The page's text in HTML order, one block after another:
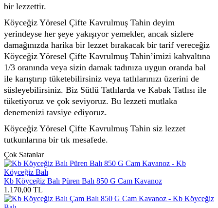
bir lezzettir.
Köyceğiz Yöresel Çifte Kavrulmuş Tahin deyim
yerindeyse her şeye yakışıyor yemekler, ancak sizlere
damağınızda harika bir lezzet bırakacak bir tarif vereceğiz
Köyceğiz Yöresel Çifte Kavrulmuş Tahin’imizi kahvaltına
1/3 oranında veya sizin damak tadınıza uygun oranda bal
ile karıştırıp tüketebilirsiniz veya tatlılarınızı üzerini de
süsleyebilirsiniz. Biz Sütlü Tatlılarda ve Kabak Tatlısı ile
tüketiyoruz ve çok seviyoruz. Bu lezzeti mutlaka
denemenizi tavsiye ediyoruz.
Köyceğiz Yöresel Çifte Kavrulmuş Tahin siz lezzet
tutkunlarına bir tık mesafede.
Çok Satanlar
Kb Köyceğiz Balı Püren Balı 850 G Cam Kavanoz
1.170,00 TL